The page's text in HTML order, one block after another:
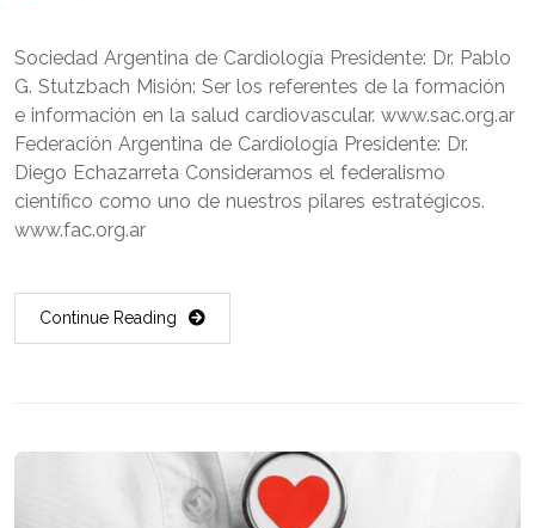
Sociedad Argentina de Cardiología Presidente: Dr. Pablo
G. Stutzbach Misión: Ser los referentes de la formación
e información en la salud cardiovascular. www.sac.org.ar
Federación Argentina de Cardiología Presidente: Dr.
Diego Echazarreta Consideramos el federalismo
científico como uno de nuestros pilares estratégicos.
www.fac.org.ar
Continue Reading